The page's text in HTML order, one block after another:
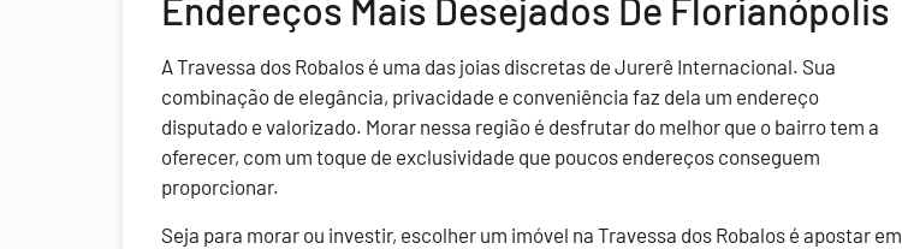
Endereços Mais Desejados De Florianópolis
A Travessa dos Robalos é uma das joias discretas de Jurerê Internacional. Sua
combinação de elegância, privacidade e conveniência faz dela um endereço
disputado e valorizado. Morar nessa região é desfrutar do melhor que o bairro tem a
oferecer, com um toque de exclusividade que poucos endereços conseguem
proporcionar.
Seja para morar ou investir, escolher um imóvel na Travessa dos Robalos é apostar em